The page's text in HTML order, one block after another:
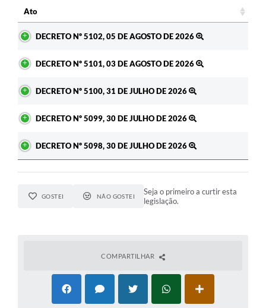
Ato
DECRETO Nº 5102, 05 DE AGOSTO DE 2026
DECRETO Nº 5101, 03 DE AGOSTO DE 2026
DECRETO Nº 5100, 31 DE JULHO DE 2026
DECRETO Nº 5099, 30 DE JULHO DE 2026
DECRETO Nº 5098, 30 DE JULHO DE 2026
GOSTEI NÃO GOSTEI
Seja o primeiro a curtir esta
legislação.
COMPARTILHAR